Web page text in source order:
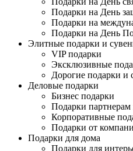
Подарки на День
Подарки на
Подарки на День
Элитные подарки и
VIP подарки
Эксклюзивные
Дорогие подарки и
Деловые подарки
Бизнес подарки
Подарки партнерам
Корпоративные
Подарки от
Подарки для дома
Подарки для